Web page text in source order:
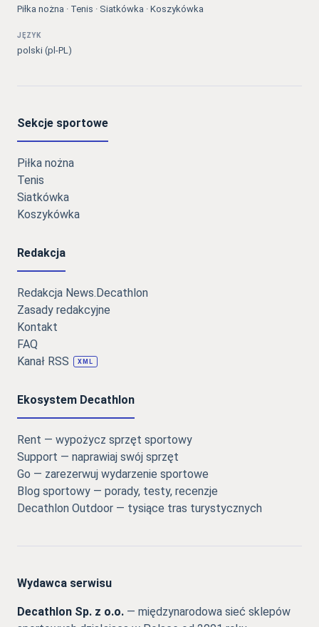
Piłka nożna · Tenis · Siatkówka · Koszykówka
JĘZYK
polski (pl-PL)
Sekcje sportowe
Piłka nożna
Tenis
Siatkówka
Koszykówka
Redakcja
Redakcja News.Decathlon
Zasady redakcyjne
Kontakt
FAQ
Kanał RSS
XML
Ekosystem Decathlon
Rent — wypożycz sprzęt sportowy
Support — naprawiaj swój sprzęt
Go — zarezerwuj wydarzenie sportowe
Blog sportowy — porady, testy, recenzje
Decathlon Outdoor — tysiące tras turystycznych
Wydawca serwisu
Decathlon Sp. z o.o. — międzynarodowa sieć sklepów